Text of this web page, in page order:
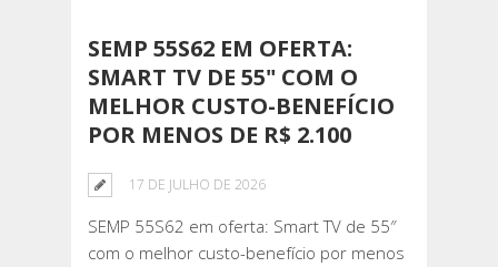
SEMP 55S62 EM OFERTA:
SMART TV DE 55" COM O
MELHOR CUSTO-BENEFÍCIO
POR MENOS DE R$ 2.100
17 DE JULHO DE 2026
SEMP 55S62 em oferta: Smart TV de 55″
com o melhor custo-benefício por menos